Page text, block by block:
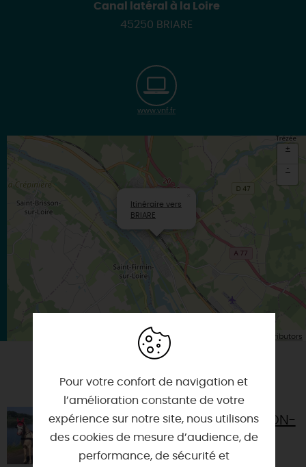
Canal latéral à la Loire
45250 BRIARE
www.vnf.fr
Itinéraire vers
BRIARE
+
-
Leaflet| Map data © OpenStreetMap contributors
VOUS AIMEREZ AUSSI
BALADE EN CALÈCHE À OUSSON-
SUR-LOIRE
45250 - OUSSON-SUR-LOIRE
Pour votre confort de navigation et
l’amélioration constante de votre
expérience sur notre site, nous utilisons
des cookies de mesure d’audience, de
performance, de sécurité et